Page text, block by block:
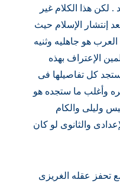
الكلام غير
الإسلام حيث
هو جاهليه وثنيه
بهذه
تفاصيلها فى
ما ستجده هو
والكام
والثانوى لو كان
عقله الغريزى